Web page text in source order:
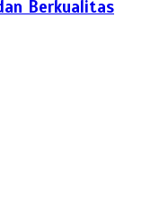
Berkualitas